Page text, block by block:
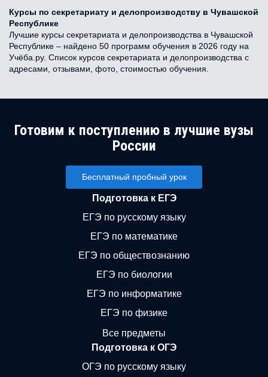
Курсы по секретариату и делопроизводству в Чувашской
Республике
Лучшие курсы секретариата и делопроизводства в Чувашской
Республике – найдено 50 программ обучения в 2026 году на
Учёба.ру. Список курсов секретариата и делопроизводства с
адресами, отзывами, фото, стоимостью обучения.
Готовим к поступлению в лучшие вузы
России
Бесплатный пробный урок
Подготовка к ЕГЭ
ЕГЭ по русскому языку
ЕГЭ по математике
ЕГЭ по обществознанию
ЕГЭ по биологии
ЕГЭ по информатике
ЕГЭ по физике
Все предметы
Подготовка к ОГЭ
ОГЭ по русскому языку